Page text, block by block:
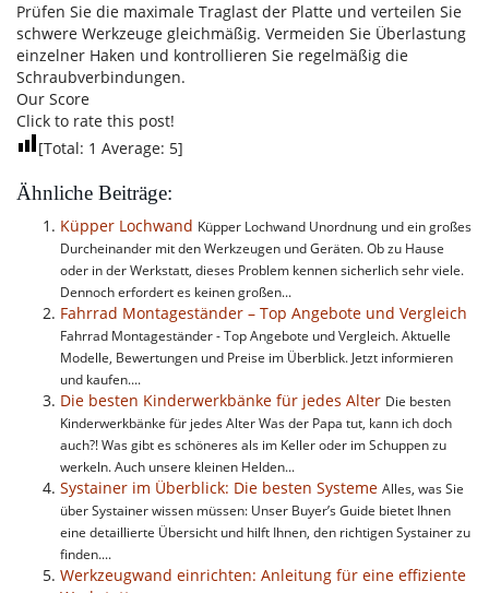
Prüfen Sie die maximale Traglast der Platte und verteilen Sie
schwere Werkzeuge gleichmäßig. Vermeiden Sie Überlastung
einzelner Haken und kontrollieren Sie regelmäßig die
Schraubverbindungen.
Our Score
Click to rate this post!
[Total: 1 Average: 5]
Ähnliche Beiträge:
Küpper Lochwand Küpper Lochwand Unordnung und ein großes
Durcheinander mit den Werkzeugen und Geräten. Ob zu Hause
oder in der Werkstatt, dieses Problem kennen sicherlich sehr viele.
Dennoch erfordert es keinen großen...
Fahrrad Montageständer – Top Angebote und Vergleich
Fahrrad Montageständer - Top Angebote und Vergleich. Aktuelle
Modelle, Bewertungen und Preise im Überblick. Jetzt informieren
und kaufen....
Die besten Kinderwerkbänke für jedes Alter Die besten
Kinderwerkbänke für jedes Alter Was der Papa tut, kann ich doch
auch?! Was gibt es schöneres als im Keller oder im Schuppen zu
werkeln. Auch unsere kleinen Helden...
Systainer im Überblick: Die besten Systeme Alles, was Sie
über Systainer wissen müssen: Unser Buyer’s Guide bietet Ihnen
eine detaillierte Übersicht und hilft Ihnen, den richtigen Systainer zu
finden....
Werkzeugwand einrichten: Anleitung für eine effiziente